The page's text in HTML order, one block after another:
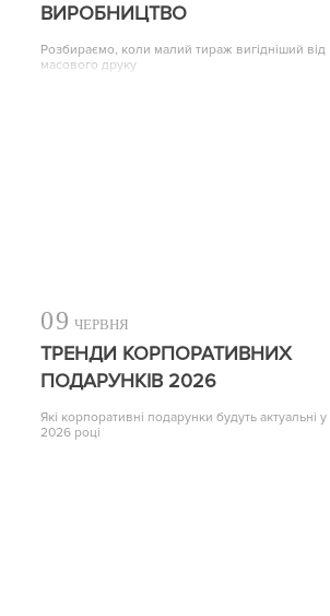
ВИРОБНИЦТВО
Розбираємо, коли малий тираж вигідніший від
масового друку
09 ЧЕРВНЯ
ТРЕНДИ КОРПОРАТИВНИХ
ПОДАРУНКІВ 2026
Які корпоративні подарунки будуть актуальні у
2026 році